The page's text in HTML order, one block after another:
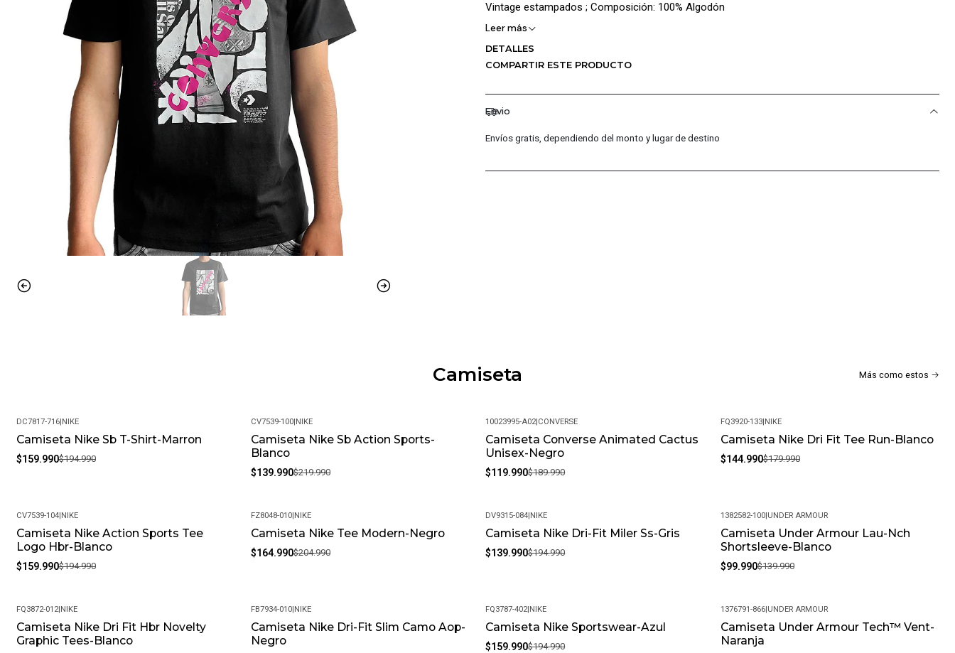
Vintage estampados ; Composición: 100% Algodón
Leer más
DETALLES
COMPARTIR ESTE PRODUCTO
Envio
Envíos gratis, dependiendo del monto y lugar de destino
Camiseta Más como estos
-18%
DC7817-716|NIKE
Camiseta Nike Sb T-Shirt-Marron
$159.990$194.990
-36%
CV7539-100|NIKE
Camiseta Nike Sb Action Sports-
Blanco
$139.990$219.990
-37%
10023995-A02|CONVERSE
Camiseta Converse Animated Cactus
Unisex-Negro
$119.990$189.990
-19%
FQ3920-133|NIKE
Camiseta Nike Dri Fit Tee Run-Blanco
$144.990$179.990
-18%
CV7539-104|NIKE
Camiseta Nike Action Sports Tee
Logo Hbr-Blanco
$159.990$194.990
-20%
FZ8048-010|NIKE
Camiseta Nike Tee Modern-Negro
$164.990$204.990
-28%
DV9315-084|NIKE
Camiseta Nike Dri-Fit Miler Ss-Gris
$139.990$194.990
-29%
1382582-100|UNDER ARMOUR
Camiseta Under Armour Lau-Nch
Shortsleeve-Blanco
$99.990$139.990
-19%
FQ3872-012|NIKE
Camiseta Nike Dri Fit Hbr Novelty
Graphic Tees-Blanco
-32%
FB7934-010|NIKE
Camiseta Nike Dri-Fit Slim Camo Aop-
Negro
-18%
FQ3787-402|NIKE
Camiseta Nike Sportswear-Azul
$159.990$194.990
-35%
1376791-866|UNDER ARMOUR
Camiseta Under Armour Tech™ Vent-
Naranja